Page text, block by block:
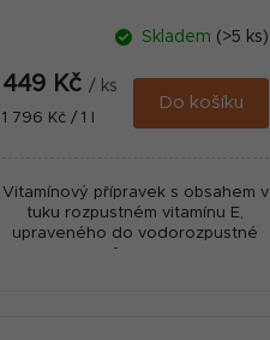
Skladem (>5 ks)
449 Kč / ks
Měrná
1 796 Kč / 1 l
Do košíku
Vitamínový přípravek s obsahem v
tuku rozpustném vitamínu E,
upraveného do vodorozpustné
formy.